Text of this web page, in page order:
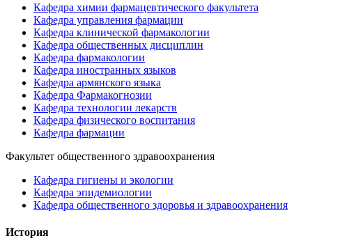
Кафедра химии фармацевтического факультета
Кафедра управления фармации
Кафедра клинической фармакологии
Кафедра общественных дисциплин
Кафедра фармакологии
Кафедра иностранных языков
Кафедра армянского языка
Кафедра Фармакогнозии
Кафедра технологии лекарств
Кафедра физического воспитания
Кафедра фармации
Факультет общественного здравоохранения
Кафедра гигиены и экологии
Кафедра эпидемиологии
Кафедра общественного здоровья и здравоохранения
История